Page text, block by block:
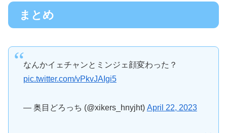
まとめ
なんかイェチャンとミンジェ顔変わった？
pic.twitter.com/vPkvJAIgi5
— 奥目どろっち (@xikers_hnyjht) April 22, 2023